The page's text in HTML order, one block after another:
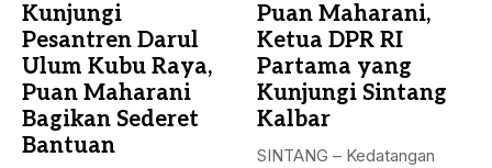
Kunjungi
Pesantren Darul
Ulum Kubu Raya,
Puan Maharani
Bagikan Sederet
Bantuan
Puan Maharani,
Ketua DPR RI
Partama yang
Kunjungi Sintang
Kalbar
SINTANG – Kedatangan